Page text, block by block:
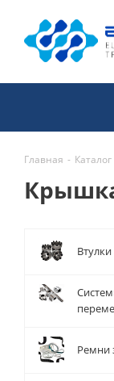
Главная - Каталог
Ремни